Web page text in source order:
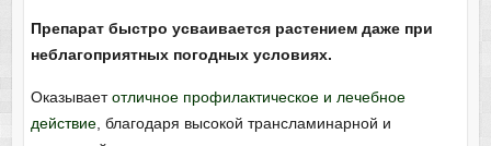
Препарат быстро усваивается растением даже при
неблагоприятных погодных условиях.
Оказываетотличное профилактическое и лечебное
действие, благодаря высокой трансламинарной и